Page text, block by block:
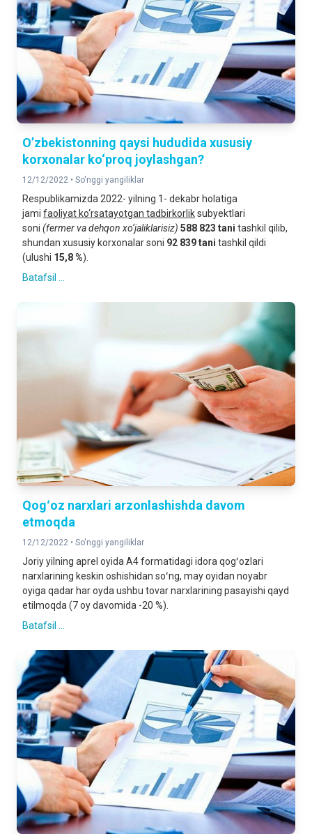
O’zbekistonning qaysi hududida xususiy
korxonalar ko‘proq joylashgan?
12/12/2022 • So'nggi yangiliklar
Respublikamizda 2022- yilning 1- dekabr holatiga
jami faoliyat ko‘rsatayotgan tadbirkorliksubyektlari
soni (fermer va dehqon xo‘jaliklarisiz) 588 823 tani tashkil qilib,
shundan xususiy korxonalar soni 92 839 tani tashkil qildi
(ulushi 15,8 %).
Batafsil ...
Qogʻoz narxlari arzonlashishda davom
etmoqda
12/12/2022 • So'nggi yangiliklar
Joriy yilning aprel oyida A4 formatidagi idora qogʻozlari
narxlarining keskin oshishidan soʻng, may oyidan noyabr
oyiga qadar har oyda ushbu tovar narxlarining pasayishi qayd
etilmoqda (7 oy davomida -20 %).
Batafsil ...